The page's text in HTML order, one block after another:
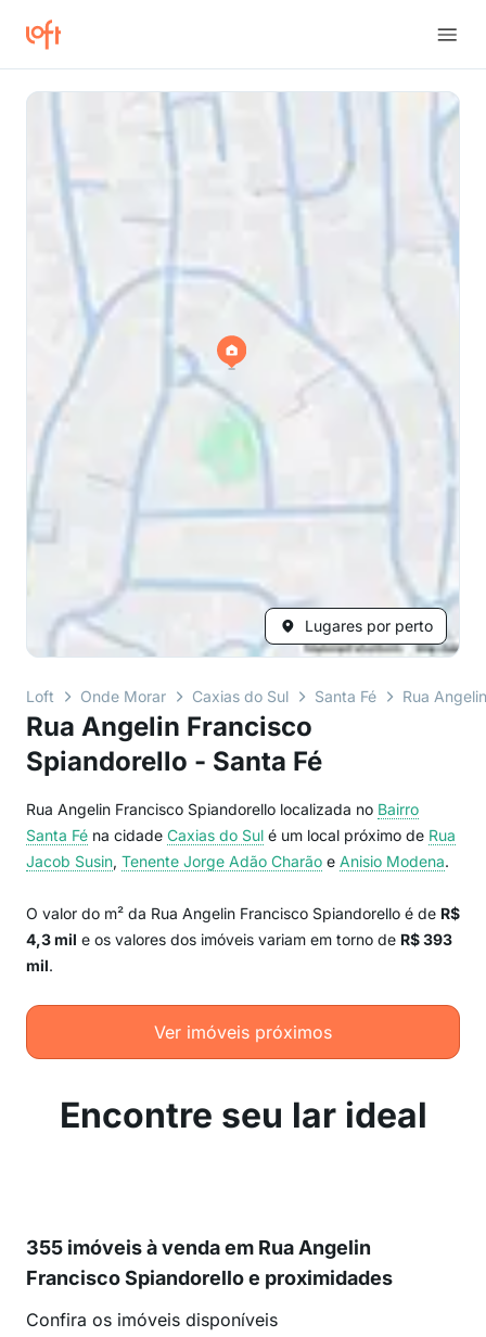
Lugares por perto
Loft Onde Morar Caxias do Sul Santa Fé Rua
Rua Angelin Francisco
Spiandorello - Santa Fé
Rua Angelin Francisco Spiandorello localizada no Bairro
Santa Fé na cidade Caxias do Sul é um local próximo de Rua
Jacob Susin, Tenente Jorge Adão Charão e Anisio Modena.
O valor do m² da Rua Angelin Francisco Spiandorello é de R$
4,3 mil e os valores dos imóveis variam em torno de R$ 393
mil.
Ver imóveis próximos
Encontre seu lar ideal
355 imóveis à venda em Rua Angelin
Francisco Spiandorello e proximidades
Confira os imóveis disponíveis